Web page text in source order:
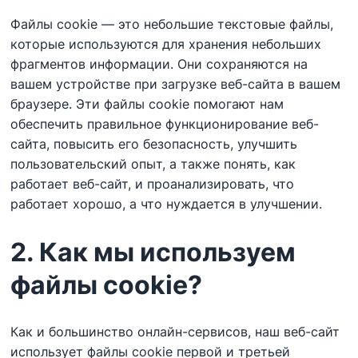
Файлы cookie — это небольшие текстовые файлы,
которые используются для хранения небольших
фрагментов информации. Они сохраняются на
вашем устройстве при загрузке веб-сайта в вашем
браузере. Эти файлы cookie помогают нам
обеспечить правильное функционирование веб-
сайта, повысить его безопасность, улучшить
пользовательский опыт, а также понять, как
работает веб-сайт, и проанализировать, что
работает хорошо, а что нуждается в улучшении.
2. Как мы используем
файлы cookie?
Как и большинство онлайн-сервисов, наш веб-сайт
использует файлы cookie первой и третьей